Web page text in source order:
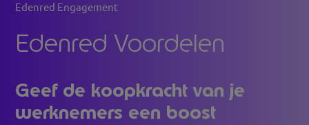
Edenred Voordelen
Edenred Engagement
Geef de koopkracht van je
werknemers een boost